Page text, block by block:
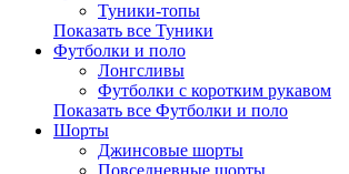
Туники-топы
Показать все Туники
Футболки и поло
Лонгсливы
Футболки с коротким рукавом
Показать все Футболки и поло
Шорты
Джинсовые шорты
Повседневные шорты